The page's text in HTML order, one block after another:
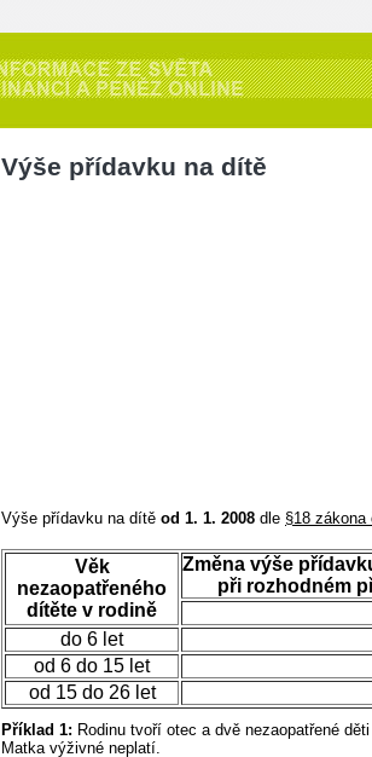
Výše přídavku na dítě
Výše přídavku na dítě od 1. 1. 2008 dle §18 zákona
Věk
nezaopatřeného
dítěte v rodině
Změna výše
při rozhodném
do 6 let
od 6 do 15 let
od 15 do 26 let
Příklad 1: Rodinu tvoří otec a dvě nezaopatřené
Matka výživné neplatí.